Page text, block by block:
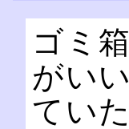
ゴミ
がい
てい